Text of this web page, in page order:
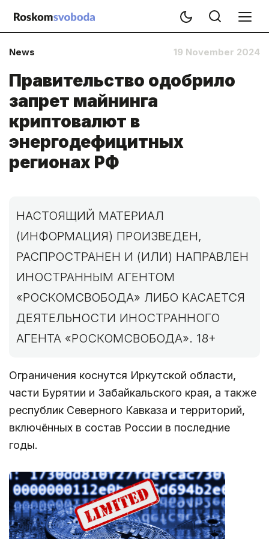
News 19 November 2024
Правительство одобрило
запрет майнинга
криптовалют в
энергодефицитных
регионах РФ
НАСТОЯЩИЙ МАТЕРИАЛ
(ИНФОРМАЦИЯ) ПРОИЗВЕДЕН,
РАСПРОСТРАНЕН И (ИЛИ) НАПРАВЛЕН
ИНОСТРАННЫМ АГЕНТОМ
«РОСКОМСВОБОДА» ЛИБО КАСАЕТСЯ
ДЕЯТЕЛЬНОСТИ ИНОСТРАННОГО
АГЕНТА «РОСКОМСВОБОДА». 18+
Ограничения коснутся Иркутской области,
части Бурятии и Забайкальского края, а также
республик Северного Кавказа и территорий,
включённых в состав России в последние
годы.